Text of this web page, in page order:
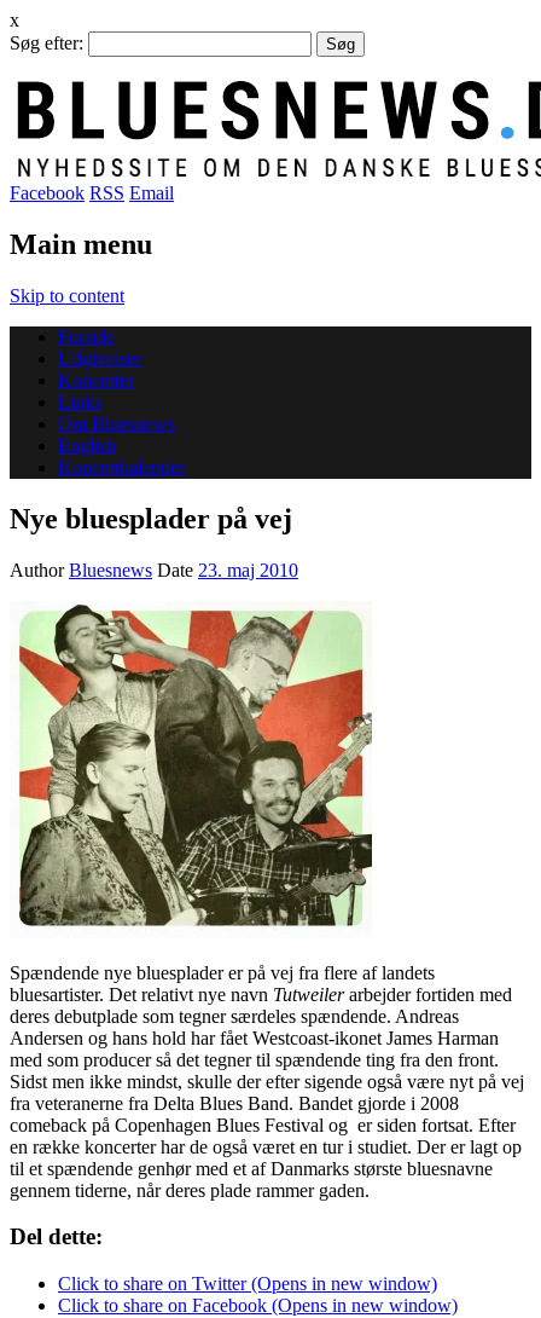
x
Søg efter:
Facebook RSS Email
Main menu
Skip to content
Forside
Udgivelser
Koncerter
Links
Om Bluesnews
English
Koncertkalender
Nye bluesplader på vej
AuthorBluesnews Date 23. maj 2010
Spændende nye bluesplader er på vej fra flere af landets
bluesartister. Det relativt nye navn Tutweilerarbejder fortiden med
deres debutplade som tegner særdeles spændende. Andreas
Andersen og hans hold har fået Westcoast-ikonet James Harman
med som producer så det tegner til spændende ting fra den front.
Sidst men ikke mindst, skulle der efter sigende også være nyt på vej
fra veteranerne fra Delta Blues Band. Bandet gjorde i 2008
comeback på Copenhagen Blues Festival og er siden fortsat. Efter
en række koncerter har de også været en tur i studiet. Der er lagt op
til et spændende genhør med et af Danmarks største bluesnavne
gennem tiderne, når deres plade rammer gaden.
Del dette:
Click to share on Twitter (Opens in new window)
Click to share on Facebook (Opens in new window)